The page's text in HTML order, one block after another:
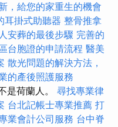
，給您的家重生的機會
耳掛式助聽器 整骨推拿
安葬的最後步驟 完善的
台胞證的申請流程 醫美
散光問題的解決方法，
的產後照護服務
是荷蘭人。 尋找專業律
台北記帳士專業推薦 打
業會計公司服務 台中脊